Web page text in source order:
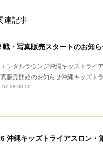
連記事
戦・写真販売スタートのお知
ンタルラウンジ沖縄キッズトライ
販売開始のお知らせ沖縄キッズト
03:00
沖縄キッズトライアスロン・